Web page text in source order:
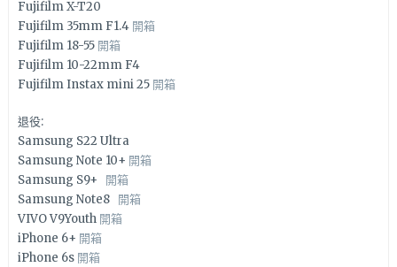
Fujifilm X-T20
Fujifilm 35mm F1.4 開箱
Fujifilm 18-55 開箱
Fujifilm 10-22mm F4
Fujifilm Instax mini 25 開箱
退役:
Samsung S22 Ultra
Samsung Note 10+ 開箱
Samsung S9+ 開箱
Samsung Note8 開箱
VIVO V9Youth 開箱
iPhone 6+ 開箱
iPhone 6s 開箱